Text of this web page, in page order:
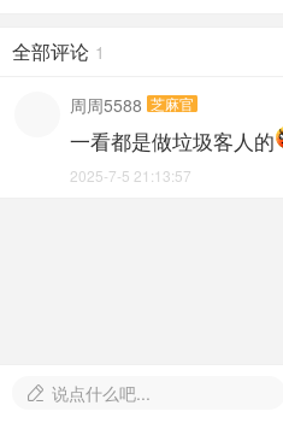
全部评论 1
周周5588 芝麻官
一看都是做垃圾客人的
2025-7-5 21:13:57
 说点什么吧...